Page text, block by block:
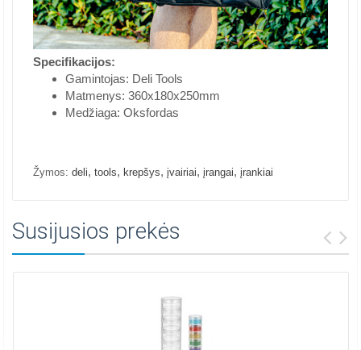
Specifikacijos:
Gamintojas: Deli Tools
Matmenys: 360x180x250mm
Medžiaga: Oksfordas
Žymos: deli, tools, krepšys, įvairiai, įrangai, įrankiai
Susijusios prekės